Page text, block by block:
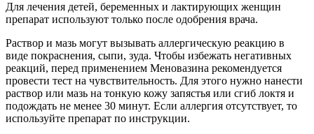
Для лечения детей, беременных и лактирующих женщин
препарат используют только после одобрения врача.
Раствор и мазь могут вызывать аллергическую реакцию в
виде покраснения, сыпи, зуда. Чтобы избежать негативных
реакций, перед применением Меновазина рекомендуется
провести тест на чувствительность. Для этого нужно нанести
раствор или мазь на тонкую кожу запястья или сгиб локтя и
подождать не менее 30 минут. Если аллергия отсутствует, то
используйте препарат по инструкции.